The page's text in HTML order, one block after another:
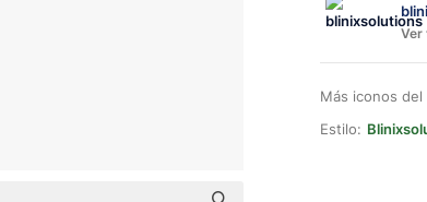
Ver
Más iconos del
Estilo: